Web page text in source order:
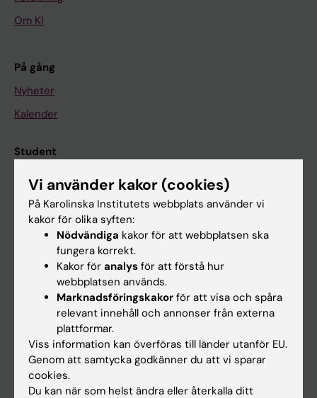
Om KI
På gång
Nyheter
Kalender
Student
Ladok
Canvas
Schema
Studentmejlen
Kurs- och programwebbar
Student på KI
Medarbetare
Medarbetarportalen
Vi använder kakor (cookies)
På Karolinska Institutets webbplats använder vi
kakor för olika syften:
Nödvändiga kakor för att webbplatsen ska
fungera korrekt.
Kakor för analys för att förstå hur
webbplatsen används.
Marknadsföringskakor för att visa och spåra
relevant innehåll och annonser från externa
plattformar.
Viss information kan överföras till länder utanför EU.
Genom att samtycka godkänner du att vi sparar
cookies.
Du kan när som helst ändra eller återkalla ditt